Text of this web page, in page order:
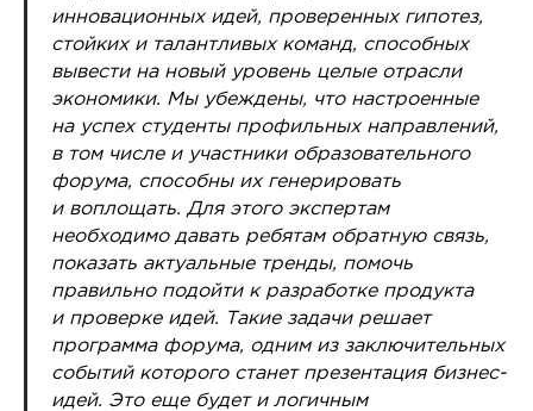
инновационных идей, проверенных гипотез,
стойких и талантливых команд, способных
вывести на новый уровень целые отрасли
экономики. Мы убеждены, что настроенные
на успех студенты профильных направлений,
в том числе и участники образовательного
форума, способны их генерировать
и воплощать. Для этого экспертам
необходимо давать ребятам обратную связь,
показать актуальные тренды, помочь
правильно подойти к разработке продукта
и проверке идей. Такие задачи решает
программа форума, одним из заключительных
событий которого станет презентация бизнес-
идей. Это еще будет и логичным